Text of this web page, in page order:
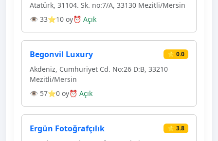
Atatürk, 31104. Sk. no:7/A, 33130 Mezitli/Mersin
👁 33⭐10 oy⏰ Açık
Begonvil Luxury ⭐ 0.0
Akdeniz, Cumhuriyet Cd. No:26 D:B, 33210
Mezitli/Mersin
👁 57⭐0 oy⏰ Açık
Ergün Fotoğrafçılık ⭐ 3.8